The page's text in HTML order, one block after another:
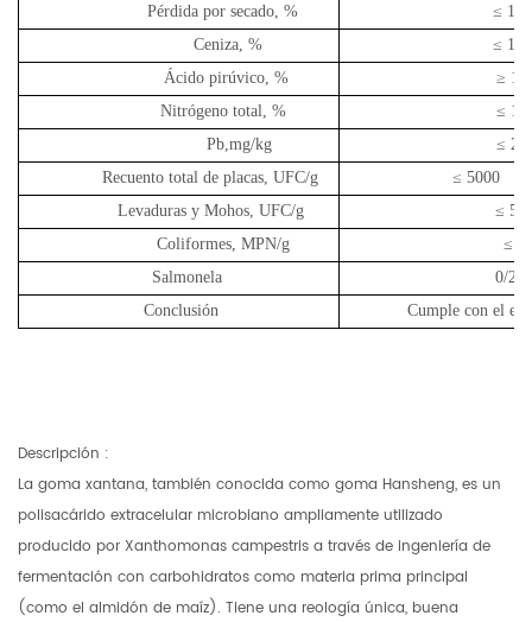
Pérdida por secado, %
≤
Ceniza, %
≤
Ácido pirúvico, %
≥ 1,5
Nitrógeno total, %
≤ 1,5
Pb,mg/kg
≤ 2,0
Recuento total de placas, UFC/g
≤5000
Levaduras y Mohos, UFC/g
≤
Coliformes, MPN/g
≤
Salmonela
0/
Conclusión
Cumple con el
Descripción :
La goma xantana, también conocida como goma Hansheng, es un
polisacárido extracelular microbiano ampliamente utilizado
producido por Xanthomonas campestris a través de ingeniería de
fermentación con carbohidratos como materia prima principal
(como el almidón de maíz). Tiene una reología única, buena